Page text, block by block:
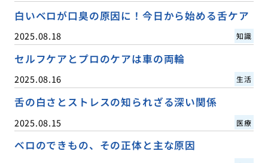
白いベロが口臭の原因に！今日から始める舌ケア
2025.08.18 知識
セルフケアとプロのケアは車の両輪
2025.08.16 生活
舌の白さとストレスの知られざる深い関係
2025.08.15 医療
ベロのできもの、その正体と主な原因